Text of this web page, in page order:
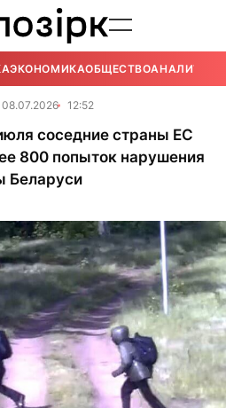
ЭКОНОМИКАОБЩЕСТВОАНАЛИТИКА
08.07.2026 12:52
соседние страны ЕС
800 попыток нарушения
Беларуси